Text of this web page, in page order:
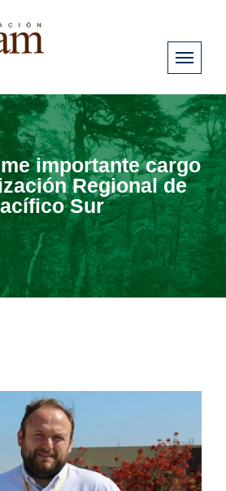
importante cargo
Regional de
Sur